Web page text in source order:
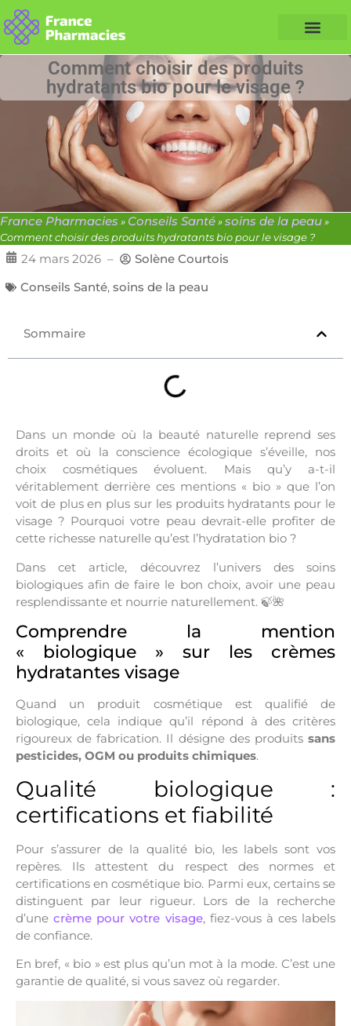
Comment choisir des produits
hydratants bio pour le visage ?
France Pharmacies » Conseils Santé»soins de la peau»
Comment choisir des produits hydratants bio pour le visage ?
24 mars 2026 –
Solène Courtois
Conseils Santé, soins de la peau
Sommaire
Dans un monde où la beauté naturelle reprend ses
droits et où la conscience écologique s’éveille, nos
choix cosmétiques évoluent. Mais qu’y a-t-il
véritablement derrière ces mentions « bio » que l’on
voit de plus en plus sur les produits hydratants pour le
visage ? Pourquoi votre peau devrait-elle profiter de
cette richesse naturelle qu’est l’hydratation bio ?
Dans cet article, découvrez l’univers des soins
biologiques afin de faire le bon choix, avoir une peau
resplendissante et nourrie naturellement. 🍃🌺
Comprendre la mention
« biologique » sur les crèmes
hydratantes visage
Quand un produit cosmétique est qualifié de
biologique, cela indique qu’il répond à des critères
rigoureux de fabrication. Il désigne des produits sans
pesticides, OGM ou produits chimiques.
Qualité biologique :
certifications et fiabilité
Pour s’assurer de la qualité bio, les labels sont vos
repères. Ils attestent du respect des normes et
certifications en cosmétique bio. Parmi eux, certains se
distinguent par leur rigueur. Lors de la recherche
d’unecrème pour votre visage, fiez-vous à ces labels
de confiance.
En bref, « bio » est plus qu’un mot à la mode. C’est une
garantie de qualité, si vous savez où regarder.